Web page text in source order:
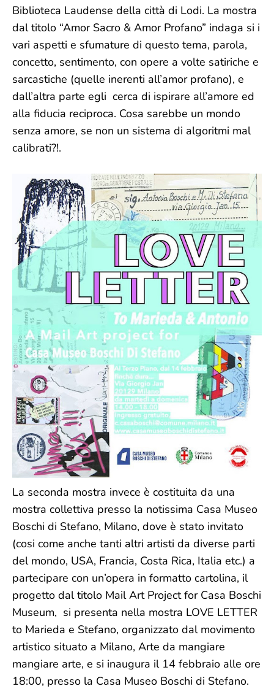
Biblioteca Laudense della città di Lodi. La mostra
dal titolo “Amor Sacro & Amor Profano” indaga si i
vari aspetti e sfumature di questo tema, parola,
concetto, sentimento, con opere a volte satiriche e
sarcastiche (quelle inerenti all’amor profano), e
dall’altra parte egli cerca di ispirare all’amore ed
alla fiducia reciproca. Cosa sarebbe un mondo
senza amore, se non un sistema di algoritmi mal
calibrati?!.
La seconda mostra invece è costituita da una
mostra collettiva presso la notissima Casa Museo
Boschi di Stefano, Milano, dove è stato invitato
(cosi come anche tanti altri artisti da diverse parti
del mondo, USA, Francia, Costa Rica, Italia etc.) a
partecipare con un’opera in formatto cartolina, il
progetto dal titolo Mail Art Project for Casa Boschi
Museum, si presenta nella mostra LOVE LETTER
to Marieda e Stefano, organizzato dal movimento
artistico situato a Milano, Arte da mangiare
mangiare arte, e si inaugura il 14 febbraio alle ore
18:00, presso la Casa Museo Boschi di Stefano.